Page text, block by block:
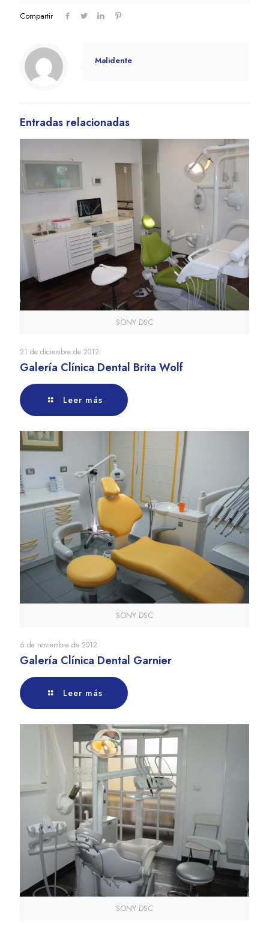
Compartir
Malidente
Entradas relacionadas
SONY DSC
21 de diciembre de 2012
Galería Clínica Dental Brita Wolf
Leer más
SONY DSC
6 de noviembre de 2012
Galería Clínica Dental Garnier
Leer más
SONY DSC